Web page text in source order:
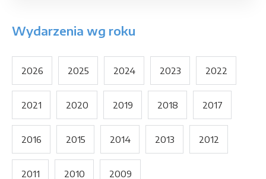
Wydarzenia wg roku
2026 2025 2024 2023 2022
2021 2020 2019 2018 2017
2016 2015 2014 2013 2012
2011 2010 2009